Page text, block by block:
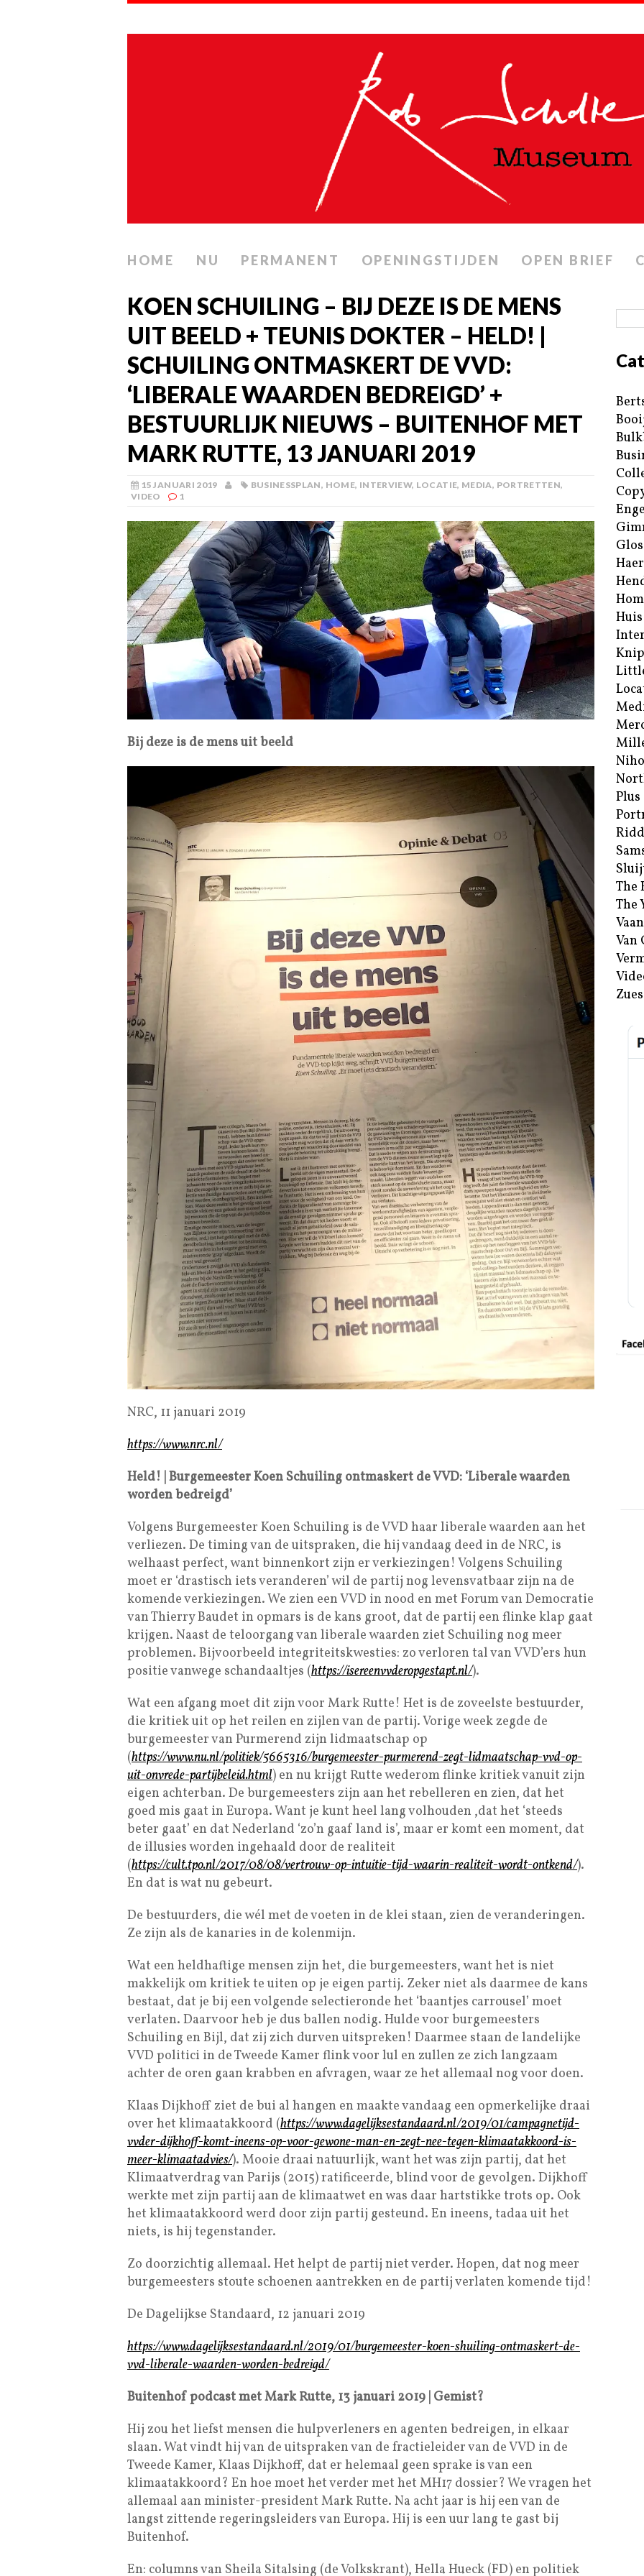
HOME NU PERMANENT OPENINGSTIJDEN OPEN BRIEF
KOEN SCHUILING – BIJ DEZE IS DE MENS
UIT BEELD + TEUNIS DOKTER – HELD! |
SCHUILING ONTMASKERT DE VVD:
‘LIBERALE WAARDEN BEDREIGD’ +
BESTUURLIJK NIEUWS – BUITENHOF MET
MARK RUTTE, 13 JANUARI 2019
15 JANUARI 2019 BUSINESSPLAN, HOME, INTERVIEW, LOCATIE, MEDIA, PORTRETTEN,
VIDEO
1
Bij deze is de mens uit beeld
NRC, 11 januari 2019
https://www.nrc.nl/
Held! | Burgemeester Koen Schuiling ontmaskert de VVD: ‘Liberale waarden
worden bedreigd’
Volgens Burgemeester Koen Schuiling is de VVD haar liberale waarden aan het
verliezen. De timing van de uitspraken, die hij vandaag deed in de NRC, is
welhaast perfect, want binnenkort zijn er verkiezingen! Volgens Schuiling
moet er ‘drastisch iets veranderen’ wil de partij nog levensvatbaar zijn na de
komende verkiezingen. We zien een VVD in nood en met Forum van Democratie
van Thierry Baudet in opmars is de kans groot, dat de partij een flinke klap gaat
krijgen. Naast de teloorgang van liberale waarden ziet Schuiling nog meer
problemen. Bijvoorbeeld integriteitskwesties: zo verloren tal van VVD’ers hun
positie vanwege schandaaltjes (https://isereenvvderopgestapt.nl/).
Wat een afgang moet dit zijn voor Mark Rutte! Het is de zoveelste bestuurder,
die kritiek uit op het reilen en zijlen van de partij. Vorige week zegde de
burgemeester van Purmerend zijn lidmaatschap op
(https://www.nu.nl/politiek/5665316/burgemeester-purmerend-zegt-lidmaatschap-vvd-op-
uit-onvrede-partijbeleid.html) en nu krijgt Rutte wederom flinke kritiek vanuit zijn
eigen achterban. De burgemeesters zijn aan het rebelleren en zien, dat het
goed mis gaat in Europa. Want je kunt heel lang volhouden ,dat het ‘steeds
beter gaat’ en dat Nederland ‘zo’n gaaf land is’, maar er komt een moment, dat
de illusies worden ingehaald door de realiteit
(https://cult.tpo.nl/2017/08/08/vertrouw-op-intuitie-tijd-waarin-realiteit-wordt-ontkend/).
En dat is wat nu gebeurt.
De bestuurders, die wél met de voeten in de klei staan, zien de veranderingen.
Ze zijn als de kanaries in de kolenmijn.
Wat een heldhaftige mensen zijn het, die burgemeesters, want het is niet
makkelijk om kritiek te uiten op je eigen partij. Zeker niet als daarmee de kans
bestaat, dat je bij een volgende selectieronde het ‘baantjes carrousel’ moet
verlaten. Daarvoor heb je dus ballen nodig. Hulde voor burgemeesters
Schuiling en Bijl, dat zij zich durven uitspreken! Daarmee staan de landelijke
VVD politici in de Tweede Kamer flink voor lul en zullen ze zich langzaam
achter de oren gaan krabben en afvragen, waar ze het allemaal nog voor doen.
Klaas Dijkhoff ziet de bui al hangen en maakte vandaag een opmerkelijke draai
over het klimaatakkoord (https://www.dagelijksestandaard.nl/2019/01/campagnetijd-
vvder-dijkhoff-komt-ineens-op-voor-gewone-man-en-zegt-nee-tegen-klimaatakkoord-is-
meer-klimaatadvies/). Mooie draai natuurlijk, want het was zijn partij, dat het
Klimaatverdrag van Parijs (2015) ratificeerde, blind voor de gevolgen. Dijkhoff
werkte met zijn partij aan de klimaatwet en was daar hartstikke trots op. Ook
het klimaatakkoord werd door zijn partij gesteund. En ineens, tadaa uit het
niets, is hij tegenstander.
Zo doorzichtig allemaal. Het helpt de partij niet verder. Hopen, dat nog meer
burgemeesters stoute schoenen aantrekken en de partij verlaten komende tijd!
De Dagelijkse Standaard, 12 januari 2019
https://www.dagelijksestandaard.nl/2019/01/burgemeester-koen-shuiling-ontmaskert-de-
vvd-liberale-waarden-worden-bedreigd/
Buitenhof podcast met Mark Rutte, 13 januari 2019 | Gemist?
Hij zou het liefst mensen die hulpverleners en agenten bedreigen, in elkaar
slaan. Wat vindt hij van de uitspraken van de fractieleider van de VVD in de
Tweede Kamer, Klaas Dijkhoff, dat er helemaal geen sprake is van een
klimaatakkoord? En hoe moet het verder met het MH17 dossier? We vragen het
allemaal aan minister-president Mark Rutte. Na acht jaar is hij een van de
langst zittende regeringsleiders van Europa. Hij is een uur lang te gast bij
Buitenhof.
En: columns van Sheila Sitalsing (de Volkskrant), Hella Hueck (FD) en politiek
Plus
The
The
Van